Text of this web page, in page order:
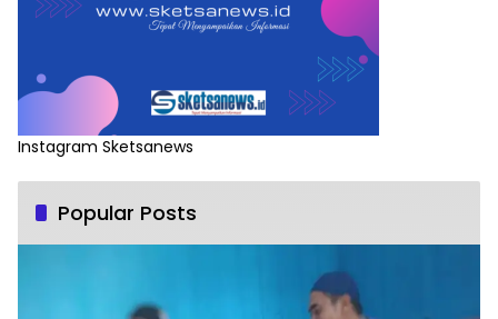
Instagram Sketsanews
Popular Posts